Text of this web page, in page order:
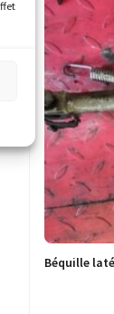
Béquille